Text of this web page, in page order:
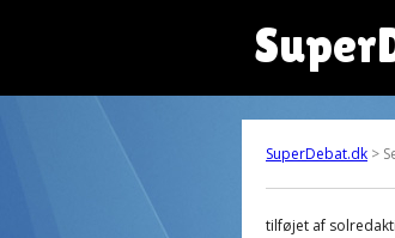
SuperDebat.dk >
tilføjet af